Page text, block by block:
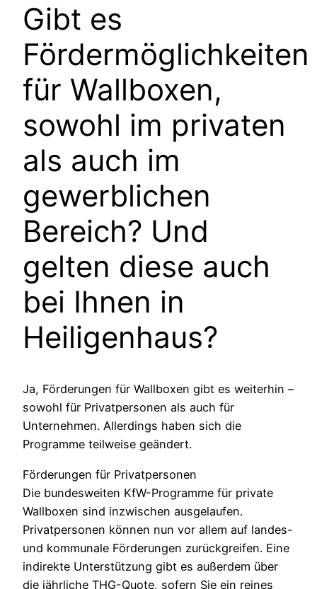
Gibt es
Fördermöglichkeiten
für Wallboxen,
sowohl im privaten
als auch im
gewerblichen
Bereich? Und
gelten diese auch
bei Ihnen in
Heiligenhaus?
Ja, Förderungen für Wallboxen gibt es weiterhin –
sowohl für Privatpersonen als auch für
Unternehmen. Allerdings haben sich die
Programme teilweise geändert.
Förderungen für Privatpersonen
Die bundesweiten KfW-Programme für private
Wallboxen sind inzwischen ausgelaufen.
Privatpersonen können nun vor allem auf landes-
und kommunale Förderungen zurückgreifen. Eine
indirekte Unterstützung gibt es außerdem über
die jährliche THG-Quote, sofern Sie ein reines